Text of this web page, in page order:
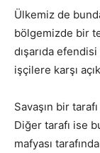
Ülkemiz de
bölgemizde bir
dışarıda
işçilere karşı
Savaşın bir
Diğer tarafı ise
mafyası